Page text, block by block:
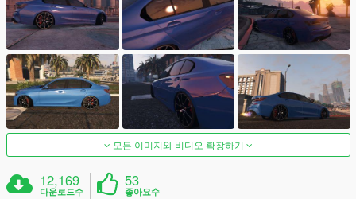
모든 이미지와 비디오 확장하기
12,169
다운로드수
53
좋아요수